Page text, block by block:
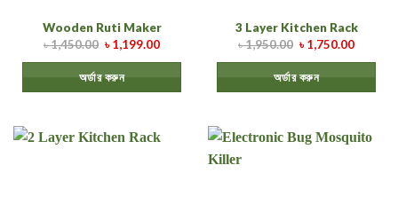
Wooden Ruti Maker
৳1,450.00 ৳1,199.00
অর্ডার করুন
3 Layer Kitchen Rack
৳1,950.00 ৳1,750.00
অর্ডার করুন